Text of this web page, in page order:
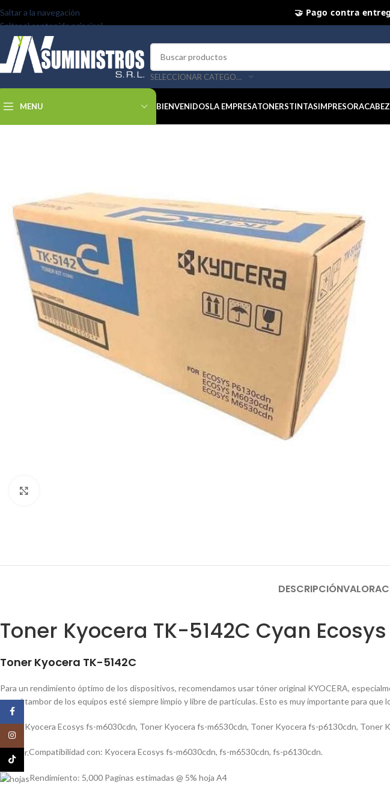
Saltar a la navegación
Saltar al contenido principal
⭐ Productos
SELECCIONAR CATEGORÍA
MENU BIENVENIDOSLA EMPRESATONERSTINTASIMPRESORA
DESCRIPCIÓN
Toner Kyocera TK-5142C Cyan
Toner Kyocera TK-5142C
Para un rendimiento óptimo de los dispositivos, recomendamos usar tóner original KYOCERA,
que el tambor de los equipos esté siempre limpio y libre de partículas. Esto es muy importante para
Toner Kyocera Ecosys fs-m6030cdn, Toner Kyocera fs-m6530cdn, Toner Kyocera fs-p6130cdn, Toner
Compatibilidad con: Kyocera Ecosys fs-m6030cdn, fs-m6530cdn, fs-p6130cdn.
Rendimiento: 5,000 Paginas estimadas @ 5% hoja A4
TikTok